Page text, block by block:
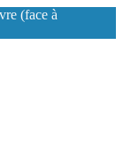
(face à